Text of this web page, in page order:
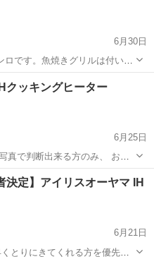
6月30日
ロです。魚焼きグリルは付いて
し先がIHだったため不要になり
がありますが、それ以外はか
家電 五徳
ッキングヒーター
6月25日
真で判断出来る方のみ、 お渡
ル防止のため、複数ご希望の
い。 引き取り早い方が、最高
ン家電
決定】アイリスオーヤマ IH
6月21日
とりにきてくれる方を優先さ